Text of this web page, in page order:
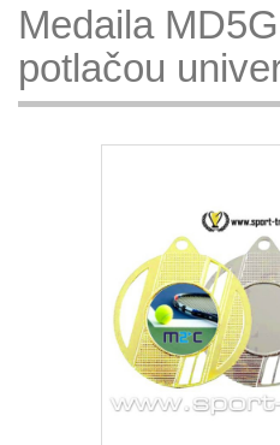
Medaila
potlačou